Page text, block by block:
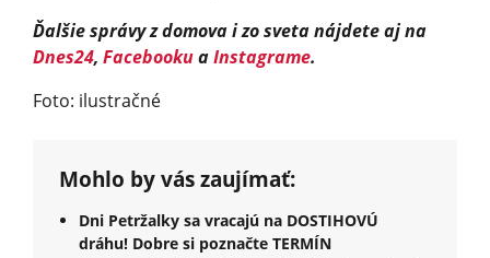
Ďalšie správy z domova i zo sveta nájdete aj na
Dnes24, FacebookuaInstagrame.
Foto: ilustračné
Mohlo by vás zaujímať:
Dni Petržalky sa vracajú na DOSTIHOVÚ
dráhu! Dobre si poznačte TERMÍN